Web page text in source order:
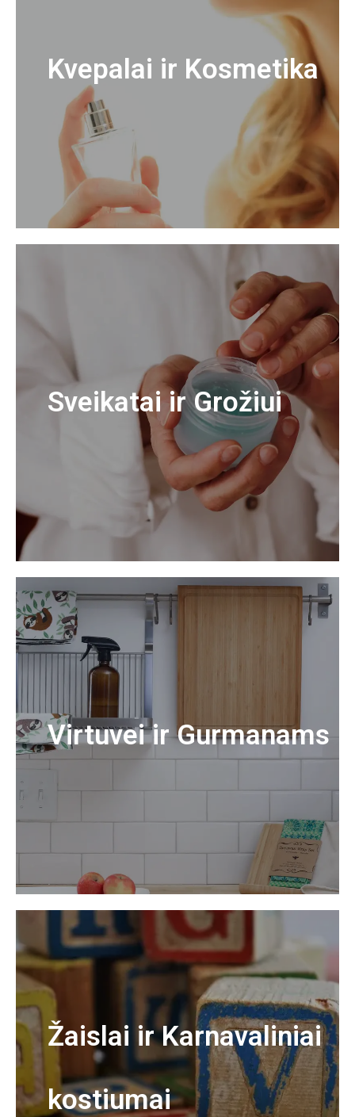
Kvepalai ir Kosmetika
Sveikatai ir Grožiui
Virtuvei ir Gurmanams
Žaislai ir Karnavaliniai
kostiumai